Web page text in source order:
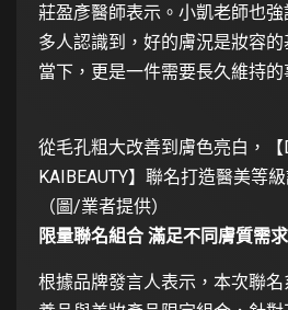
莊盈彥醫師表示。小凱老師也
多人認識到，好的膚況是妝容
當下，更是一件需要長久維持的
從毛孔粗大改善到膚色亮白，【
KAIBEAUTY】聯名打造醫美等
（圖/業者提供）
限量聯名組合 滿足不同膚質需求
根據品牌發言人表示，本次聯